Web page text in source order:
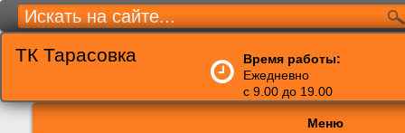
ТК Тарасовка
Время работы:
Ежедневно
с 9.00 до 19.00
Меню